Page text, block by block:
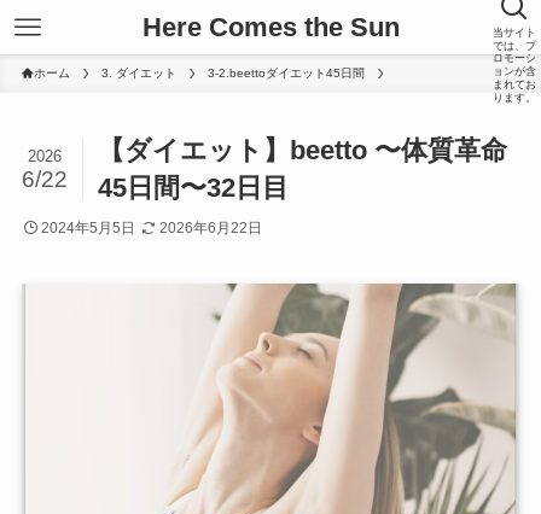
Here Comes the Sun 当サイト
では、プ
ロモーシ
ョンが含
まれてお
ります。
ホーム 3. ダイエット 3-2.beettoダイエット45日間
【ダイエット】beetto 〜体質革命
45日間〜32日目
2026
6/22
2024年5月5日 2026年6月22日